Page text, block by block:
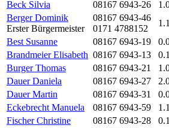
Beck Silvia
08167 6943-26
Berger Dominik
Erster Bürgermeister
08167 6943-46
0171 4788152
Best Susanne
08167 6943-19
Brandmeier Elisabeth 08167 6943-13
Burger Thomas
08167 6943-21
Dauer Daniela
08167 6943-27
Dauer Martin
08167 6943-31
Eckebrecht Manuela
08167 6943-59
Fischer Christine
08167 6943-28